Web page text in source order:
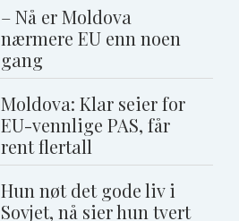
– Nå er Moldova
nærmere EU enn noen
gang
Moldova: Klar seier for
EU-vennlige PAS, får
rent flertall
Hun nøt det gode liv i
Sovjet, nå sier hun tvert